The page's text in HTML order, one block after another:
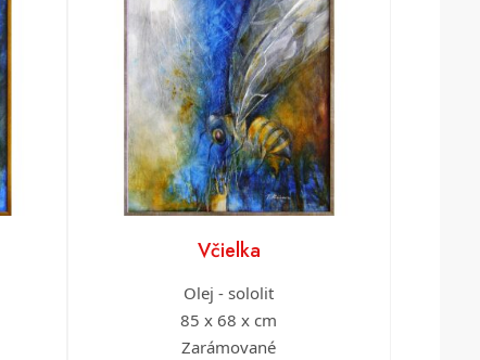
Včielka
Olej - sololit
85 x 68 x cm
Zarámované